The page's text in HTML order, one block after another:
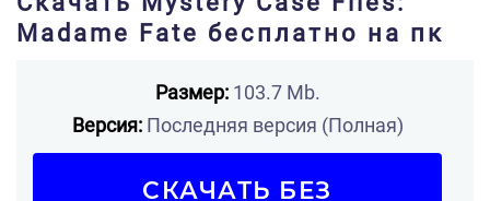
Madame Fate бесплатно на пк
Размер:103.7 Mb.
Версия:Последняя версия (Полная)
СКАЧАТЬ БЕЗ